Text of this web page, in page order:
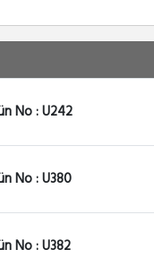
No : U242
No : U380
No : U382